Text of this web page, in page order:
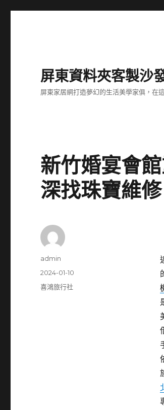
屏東資料夾客製沙
屏東家居網打造夢幻的生活美學家俱，在
新竹婚宴會
深找珠寶維修
作
admin
發
佈
2024-01-10
分
喜鴻旅行社